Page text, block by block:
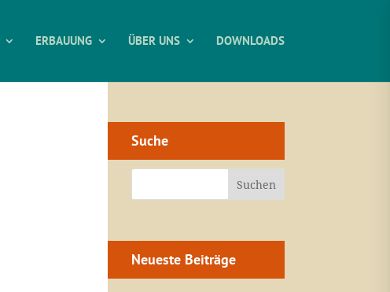
ERBAUUNG ÜBER UNS DOWNLOADS
Suche
Neueste Beiträge